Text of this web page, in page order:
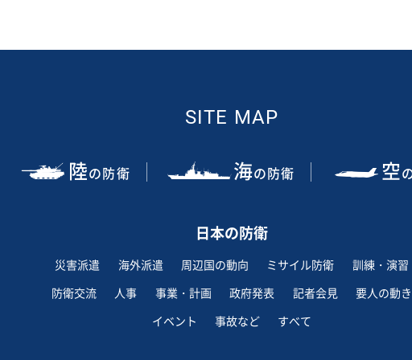
SITE MAP
陸の防衛 海の防衛 空
日本の防衛
災害派遣 海外派遣 周辺国の動向 ミサイル防衛
訓練・演習
防衛交流
人事 事業・計画 政府発表 記者会見
要人の動き
イベント
事故など すべて